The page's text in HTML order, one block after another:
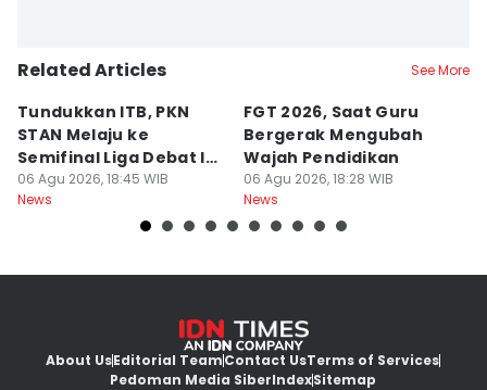
Related Articles See More
Tundukkan ITB, PKN
STAN Melaju ke
Semifinal Liga Debat IDN
Times 2026
06 Agu 2026, 18:45 WIB
News
FGT 2026, Saat Guru
Bergerak Mengubah
Wajah Pendidikan
06 Agu 2026, 18:28 WIB
News
About UsEditorial TeamContact UsTerms of Services
Pedoman Media SiberIndexSitemap